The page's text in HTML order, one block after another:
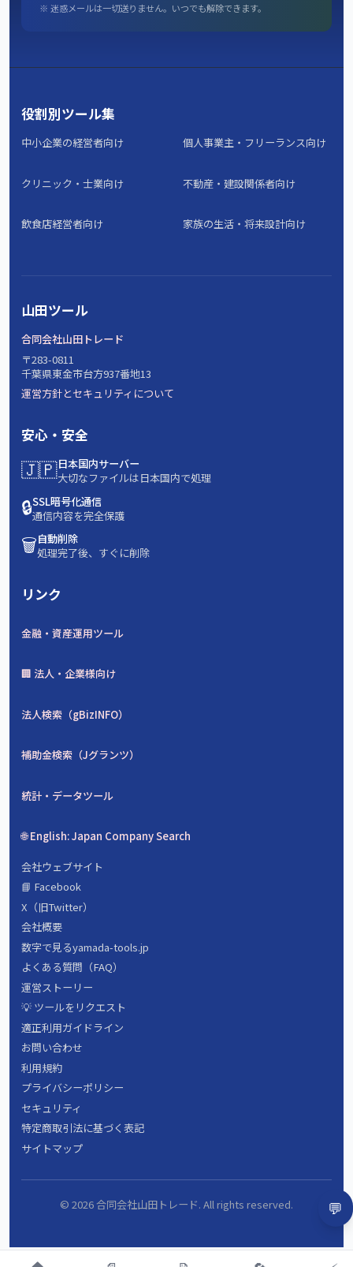
※ 迷惑メールは一切送りません。いつでも解除できます。
役割別ツール集
中小企業の経営者向け 個人事業主・フリーランス向け
クリニック・士業向け 不動産・建設関係者向け
飲食店経営者向け 家族の生活・将来設計向け
山田ツール
合同会社山田トレード
〒283-0811
千葉県東金市台方937番地13
運営方針とセキュリティについて
安心・安全
🇯🇵日本国内サーバー
大切なファイルは日本国内で処理
🔒SSL暗号化通信
通信内容を完全保護
🗑️自動削除
処理完了後、すぐに削除
リンク
金融・資産運用ツール
🏢 法人・企業様向け
法人検索（gBizINFO）
補助金検索（Jグランツ）
統計・データツール
🌐 English: Japan Company Search
会社ウェブサイト
📘 Facebook
X（旧Twitter）
会社概要
数字で見るyamada-tools.jp
よくある質問（FAQ）
運営ストーリー
💡 ツールをリクエスト
適正利用ガイドライン
お問い合わせ
利用規約
プライバシーポリシー
セキュリティ
特定商取引法に基づく表記
サイトマップ
© 2026合同会社山田トレード. All rights reserved. 💬